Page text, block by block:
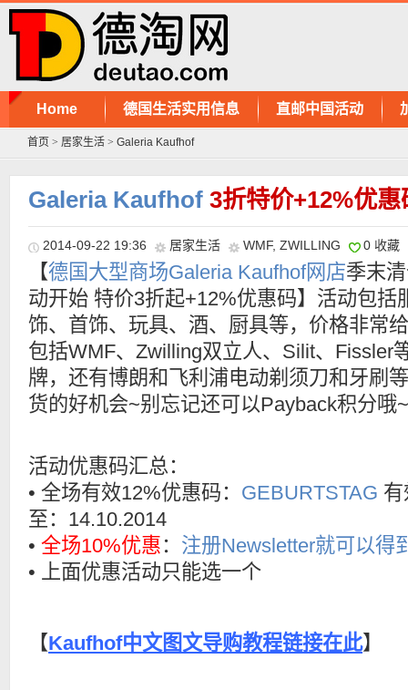
Home 德国生活实用信息 直邮中国活动
首页 > 居家生活 > Galeria Kaufhof
Galeria Kaufhof 3折特价+12%优惠
2014-09-22 19:36 居家生活 WMF, ZWILLING 0 收藏
【德国大型商场Galeria Kaufhof网店季末
动开始 特价3折起+12%优惠码】活动包括
饰、首饰、玩具、酒、厨具等，价格非常
包括WMF、Zwilling双立人、Silit、Fissler
牌，还有博朗和飞利浦电动剃须刀和牙刷
货的好机会~别忘记还可以Payback积分哦~
活动优惠码汇总：
• 全场有效12%优惠码： GEBURTSTAG
至：14.10.2014
• 全场10%优惠 ： 注册Newsletter就可以得
• 上面优惠活动只能选一个
【Kaufhof中文图文导购教程链接在此】